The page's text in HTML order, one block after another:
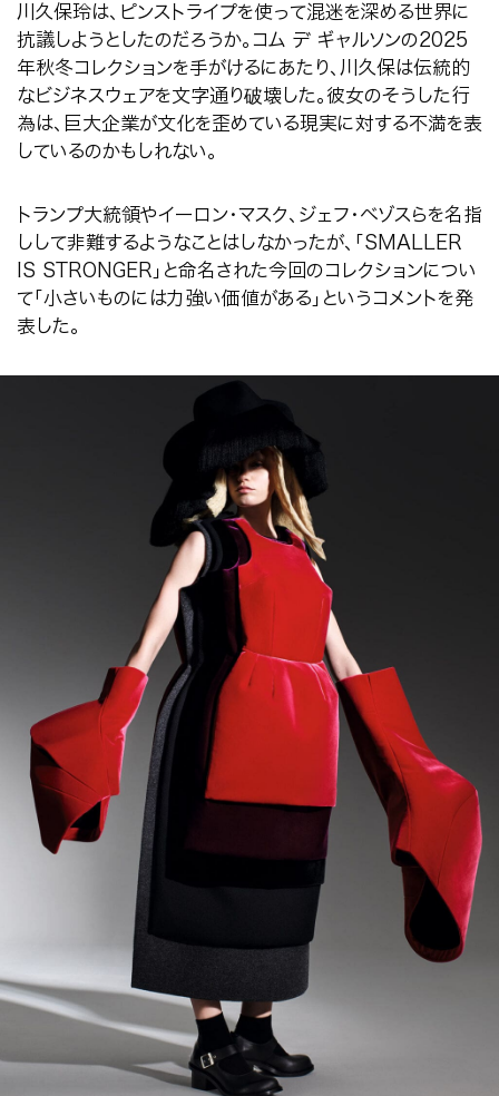
川久保玲は、ピンストライプを使って混迷を深める世界に
抗議しようとしたのだろうか。コム デ ギャルソンの2025
年秋冬コレクションを手がけるにあたり、川久保は伝統的
なビジネスウェアを文字通り破壊した。彼女のそうした行
為は、巨大企業が文化を歪めている現実に対する不満を表
しているのかもしれない。
トランプ大統領やイーロン・マスク、ジェフ・ベゾスらを名指
しして非難するようなことはしなかったが、「 SMALLER
IS STRONGER 」と命名された今回のコレクションについ
て「小さいものには力強い価値がある」というコメントを発
表した。